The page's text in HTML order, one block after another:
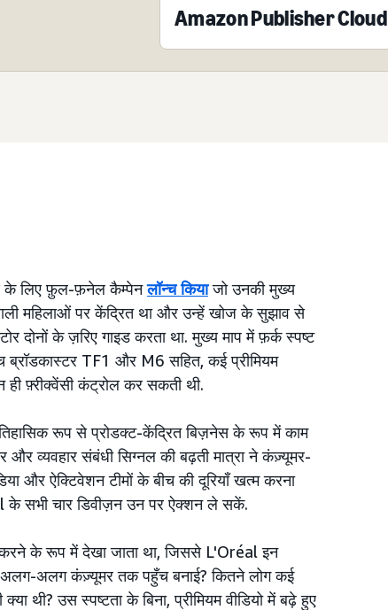
Amazon Publisher Cloud
के लिए फ़ुल-फ़नेल कैम्पेनलॉन्च कियाजो उनकी मुख्य
महिलाओं पर केंद्रित था और उन्हें खोज के सुझाव से
के ज़रिए गाइड करता था. मुख्य माप में फ़र्क स्पष्ट
ब्रॉडकास्टर TF1 और M6 सहित, कई प्रीमियम
ही फ़्रीक्वेंसी कंट्रोल कर सकती थी.
रूप से प्रोडक्ट-केंद्रित बिज़नेस के रूप में काम
व्यवहार संबंधी सिग्नल की बढ़ती मात्रा ने कंज़्यूमर-
और ऐक्टिवेशन टीमों के बीच की दूरियाँ खत्म करना
सभी चार डिवीज़न उन पर ऐक्शन ले सकें.
करने के रूप में देखा जाता था, जिससे L'Oréal इन
अलग-अलग कंज़्यूमर तक पहुँच बनाई? कितने लोग कई
थी? उस स्पष्टता के बिना, प्रीमियम वीडियो में बढ़े हुए